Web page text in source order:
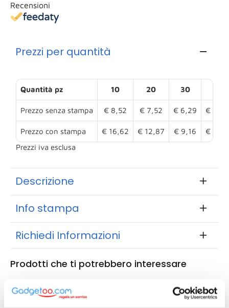
Recensioni
Prezzi per quantità
Quantità pz 10 20 30
Prezzo senza stampa € 8,52 € 7,52 € 6,29 € 5,54
Prezzo con stampa € 16,62 € 12,87 € 9,16
€ 7,16
Prezzi iva esclusa
Descrizione
Info stampa
Richiedi Informazioni
Prodotti che ti potrebbero interessare
8033